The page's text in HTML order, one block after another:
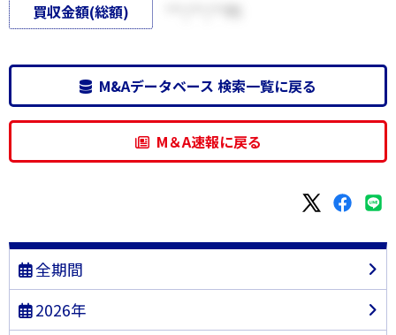
買収金額(総額)
M&Aデータベース 検索一覧に戻る
M＆A速報に戻る
全期間
2026年